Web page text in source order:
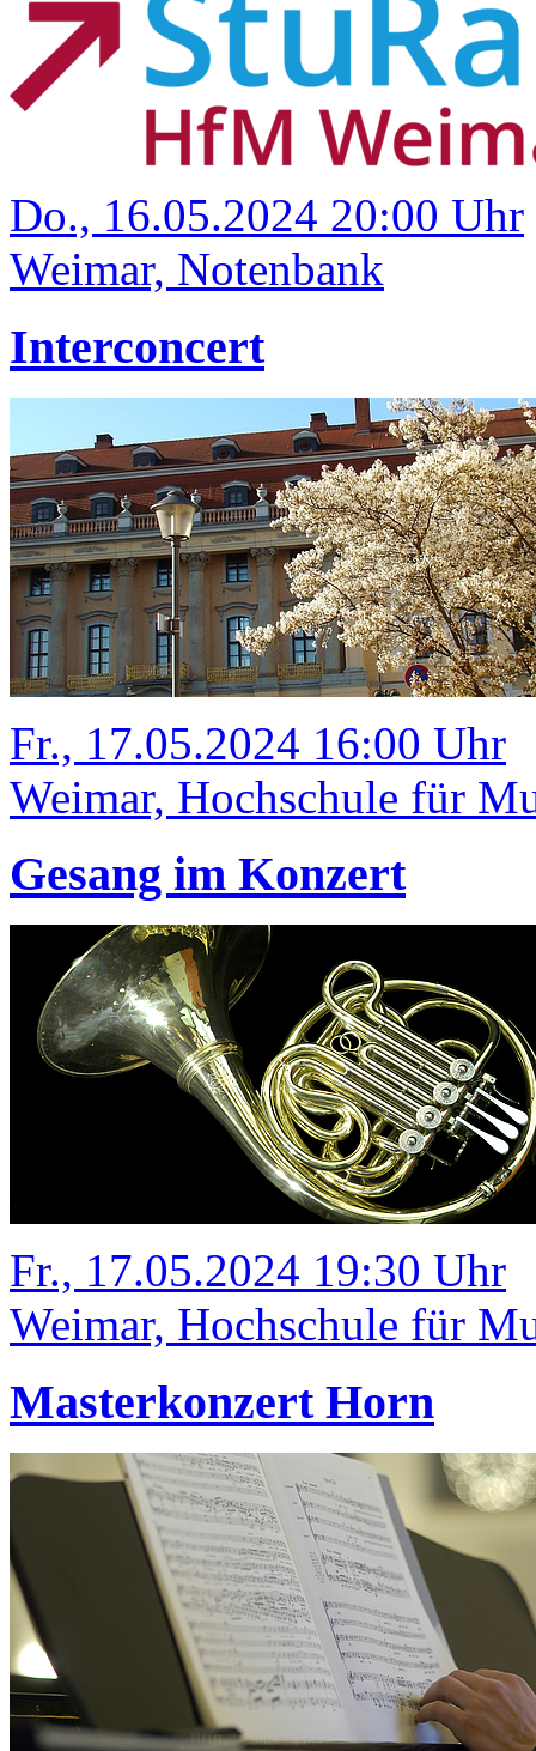
Do., 16.05.2024 20:00 Uhr
Weimar, Notenbank
Interconcert
Fr., 17.05.2024 16:00 Uhr
Weimar, Hochschule für
Gesang im Konzert
Fr., 17.05.2024 19:30 Uhr
Weimar, Hochschule für
Masterkonzert Horn